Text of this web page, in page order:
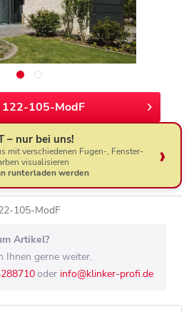
122-105-ModF
– nur bei uns!
mit verschiedenen Fugen-, Fenster-
visualisieren
runterladen werden
105-ModF
Artikel?
Ihnen gerne weiter.
oder info@klinker-profi.de